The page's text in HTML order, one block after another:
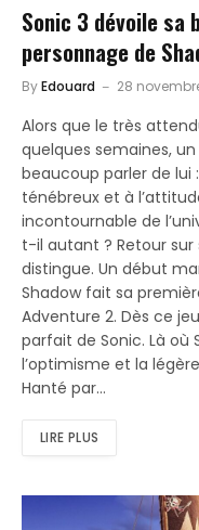
Sonic 3 dévoile sa
personnage de
ByEdouard 28
Alors que le très
quelques semaines,
beaucoup parler de lui
ténébreux et à
incontournable de
t-il autant ? Retour sur
distingue. Un début
Shadow fait sa
Adventure 2. Dès ce
parfait de Sonic. Là où
l’optimisme et la
Hanté par…
LIRE PLUS